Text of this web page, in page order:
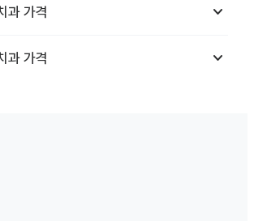
과 가격 keyboard_arrow_down
과 가격 keyboard_arrow_down